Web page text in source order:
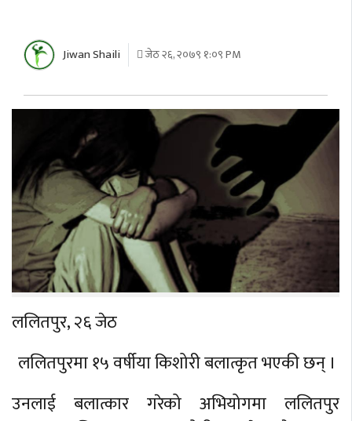
Jiwan Shaili जेठ २६, २०७९ १:०९ PM
ललितपुर, २६ जेठ
ललितपुरमा १५ वर्षीया किशोरी बलात्कृत भएकी छन् ।
उनलाई बलात्कार गरेको अभियोगमा ललितपुर